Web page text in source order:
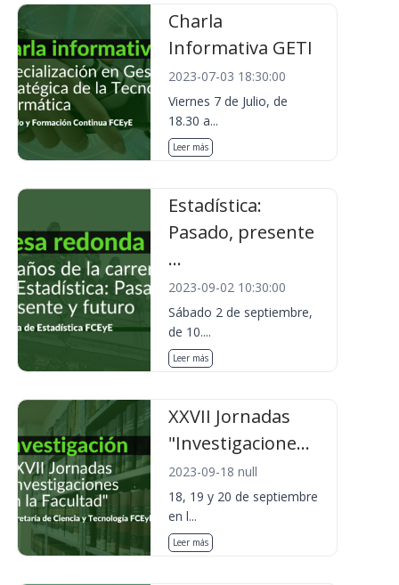
Charla
Informativa GETI
2023-07-03 18:30:00
Viernes 7 de Julio, de
18.30 a...
Leer más
Estadística:
Pasado, presente
...
2023-09-02 10:30:00
Sábado 2 de septiembre,
de 10....
Leer más
XXVII Jornadas
"Investigacione...
2023-09-18 null
18, 19 y 20 de septiembre
en l...
Leer más